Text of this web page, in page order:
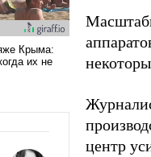
центр